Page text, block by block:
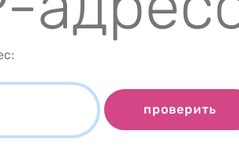
проверить